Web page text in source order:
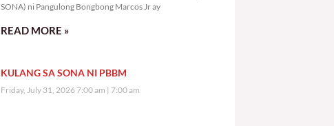
SONA) ni Pangulong Bongbong Marcos Jr ay
READ MORE »
KULANG SA SONA NI PBBM
Friday, July 31, 2026 7:00 am 7:00 am